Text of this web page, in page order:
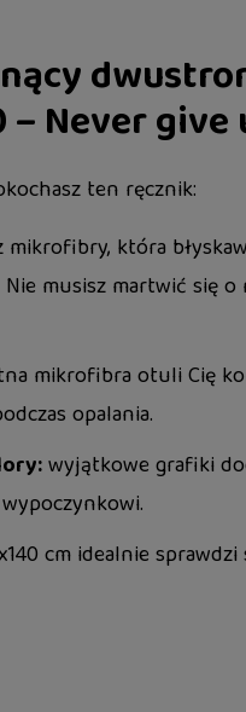
– Never give
ten ręcznik:
mikrofibry, która
musisz martwić się
mikrofibra otuli Cię
opalania.
wyjątkowe grafiki
cm idealnie sprawdzi